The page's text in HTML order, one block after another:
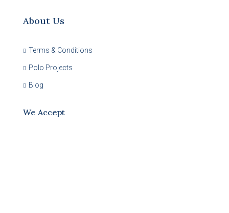
About Us
Terms & Conditions
Polo Projects
Blog
We Accept